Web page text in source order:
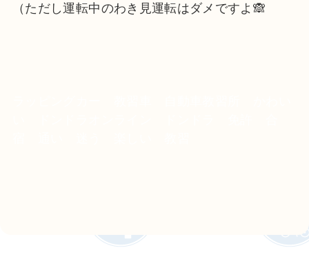
（ただし運転中のわき見運転はダメですよ🙈